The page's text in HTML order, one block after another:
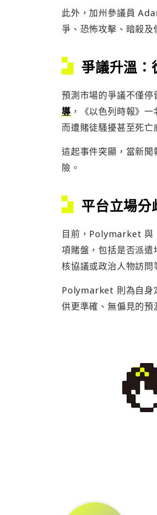
此外，加州參議員
爭、恐怖攻擊、暗殺及
爭議升溫：
預測市場的爭議不僅
導，《以色列時報》
而遭賭徒騷擾甚至死亡
這起事件突顯，當新
險。
平台立場分
目前，Polymarket 與
項賭盤，包括是否派
核協議或政治人物訪問
Polymarket 則為自身
供更準確、無偏見的預